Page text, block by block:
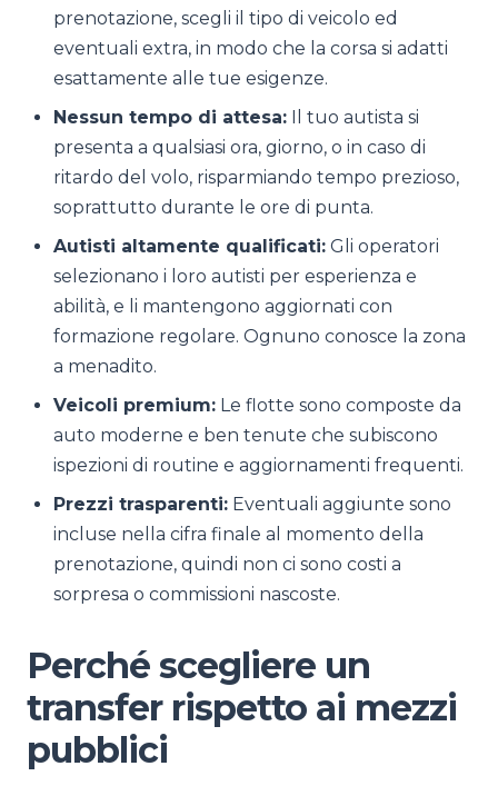
prenotazione, scegli il tipo di veicolo ed
eventuali extra, in modo che la corsa si adatti
esattamente alle tue esigenze.
Nessun tempo di attesa: Il tuo autista si
presenta a qualsiasi ora, giorno, o in caso di
ritardo del volo, risparmiando tempo prezioso,
soprattutto durante le ore di punta.
Autisti altamente qualificati: Gli operatori
selezionano i loro autisti per esperienza e
abilità, e li mantengono aggiornati con
formazione regolare. Ognuno conosce la zona
a menadito.
Veicoli premium: Le flotte sono composte da
auto moderne e ben tenute che subiscono
ispezioni di routine e aggiornamenti frequenti.
Prezzi trasparenti: Eventuali aggiunte sono
incluse nella cifra finale al momento della
prenotazione, quindi non ci sono costi a
sorpresa o commissioni nascoste.
Perché scegliere un
transfer rispetto ai mezzi
pubblici